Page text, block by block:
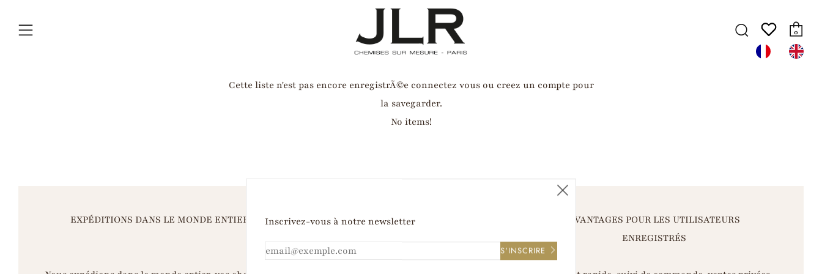
Menu Recherche
0
Cette liste n'est pas encore enregistrÃ©e connectez vousou creez un comptepour
la savegarder.
No items!
EXPÉDITIONS DANS LE MONDE ENTIER PAIEMENTS SÉCURISÉS
AVANTAGES POUR LES UTILISATEURS
ENREGISTRÉS
(esc)
Inscrivez-vous à notre newsletter
S'INSCRIRE